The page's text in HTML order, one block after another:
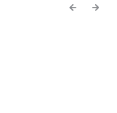
Previous
Next